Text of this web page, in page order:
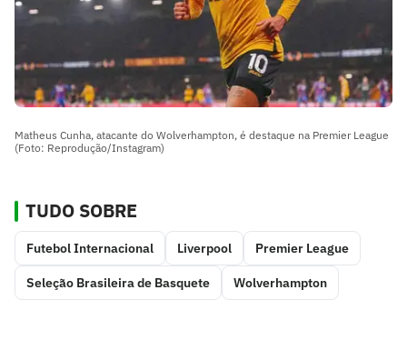
Matheus Cunha, atacante do Wolverhampton, é destaque na Premier League
(Foto: Reprodução/Instagram)
TUDO SOBRE
Futebol Internacional Liverpool Premier League
Seleção Brasileira de Basquete Wolverhampton